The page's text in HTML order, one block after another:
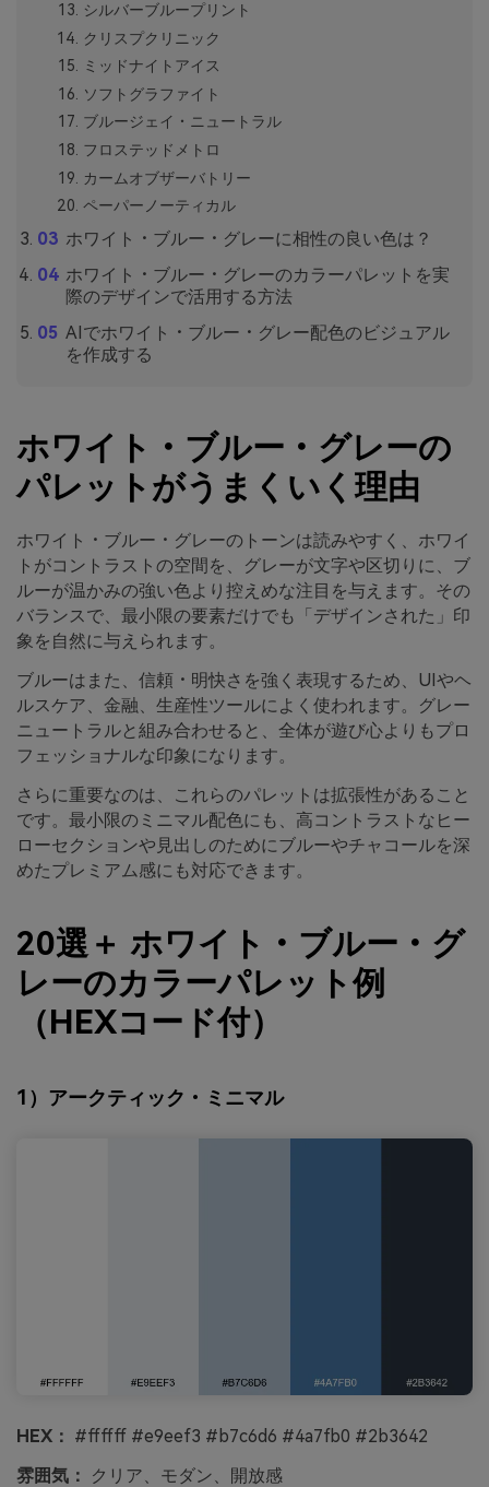
シルバーブループリント
クリスプクリニック
ミッドナイトアイス
ソフトグラファイト
ブルージェイ・ニュートラル
フロステッドメトロ
カームオブザーバトリー
ペーパーノーティカル
ホワイト・ブルー・グレーに相性の良い色は？
ホワイト・ブルー・グレーのカラーパレットを実
際のデザインで活用する方法
AIでホワイト・ブルー・グレー配色のビジュアル
を作成する
ホワイト・ブルー・グレーの
パレットがうまくいく理由
ホワイト・ブルー・グレーのトーンは読みやすく、ホワイ
トがコントラストの空間を、グレーが文字や区切りに、ブ
ルーが温かみの強い色より控えめな注目を与えます。その
バランスで、最小限の要素だけでも「デザインされた」印
象を自然に与えられます。
ブルーはまた、信頼・明快さを強く表現するため、UIやヘ
ルスケア、金融、生産性ツールによく使われます。グレー
ニュートラルと組み合わせると、全体が遊び心よりもプロ
フェッショナルな印象になります。
さらに重要なのは、これらのパレットは拡張性があること
です。最小限のミニマル配色にも、高コントラストなヒー
ローセクションや見出しのためにブルーやチャコールを深
めたプレミアム感にも対応できます。
20選＋ ホワイト・ブルー・グ
レーのカラーパレット例
（HEXコード付）
1）アークティック・ミニマル
HEX： #ffffff #e9eef3 #b7c6d6 #4a7fb0 #2b3642
雰囲気：
クリア、モダン、開放感